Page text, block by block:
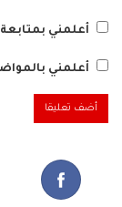
أعلمني
أعلمني